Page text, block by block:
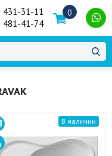
431-31-11
481-41-74
0
В наличии